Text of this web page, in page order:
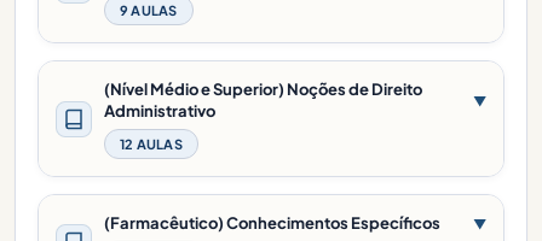
9 AULAS
(Nível Médio e Superior) Noções de Direito
Administrativo
12 AULAS
▼
(Farmacêutico) Conhecimentos Específicos ▼